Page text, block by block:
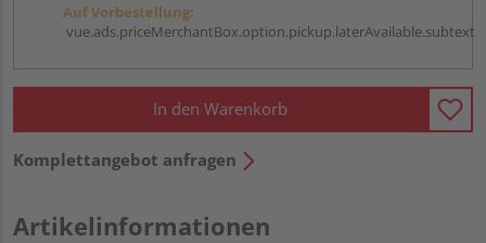
Auf Vorbestellung:
vue.ads.priceMerchantBox.option.pickup.laterAvailable.subtext
In den Warenkorb
Komplettangebot anfragen
Artikelinformationen